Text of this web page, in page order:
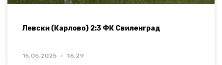
Левски (Карлово) 2:3 ФК Свиленград
15.05.2025 16:29